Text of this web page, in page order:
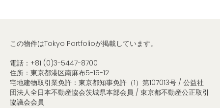
この物件はTokyo Portfolioが掲載しています。
電話： +81 (0)3-5447-8700
住所：東京都港区南麻布5-15-12
宅地建物取引業免許：東京都知事免許（1）第107013号 / 公益社
団法人全日本不動産協会茨城県本部会員 / 東京都不動産公正取引
協議会会員